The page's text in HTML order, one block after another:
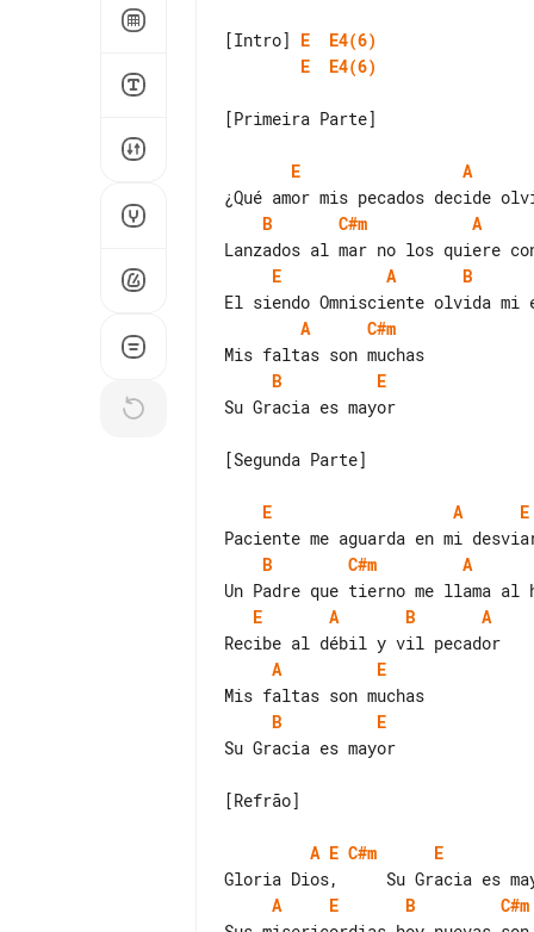
[Intro] E
E4(6)
E
E4(6)
[Primeira Parte]
E A
B
C#m A
E
A B
A
C#m
B
E
Su Gracia es mayor
[Segunda Parte]
E A
E
B
C#m A
E
A B
A
A
E
B
E
Su Gracia es mayor
[Refrão]
A E C#m E
A
E B
C#m